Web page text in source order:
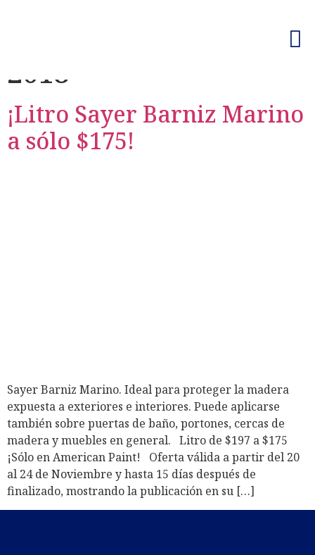
2018
¡Litro Sayer Barniz Marino
a sólo $175!
Sayer Barniz Marino. Ideal para proteger la madera
expuesta a exteriores e interiores. Puede aplicarse
también sobre puertas de baño, portones, cercas de
madera y muebles en general. Litro de $197 a $175
¡Sólo en American Paint! Oferta válida a partir del 20
al 24 de Noviembre y hasta 15 días después de
finalizado, mostrando la publicación en su […]